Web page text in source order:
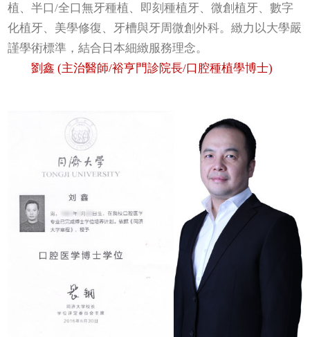
植、半口/全口無牙種植、即刻種植牙、微創植牙、數字
化植牙、美學修復、牙槽與牙周微創外科。緻力以大學嚴
謹學術標準，結合日本細緻服務理念。
劉鑫 (主治醫師/裕亨門診院長/口腔種植學博士)